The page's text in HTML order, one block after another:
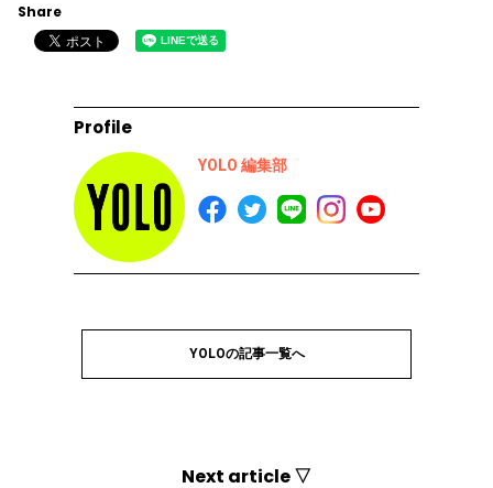
Share
Profile
YOLO 編集部
YOLOの記事一覧へ
Next article ▽